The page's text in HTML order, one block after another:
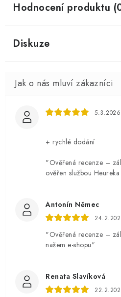
Hodnocení produktu
Diskuze
5.3.2026
+ rychlé dodání
"Ověřená recenze –
ověřen službou
Antonín Němec
"Ověřená recenze –
našem e-shopu"
Renata Slavíková